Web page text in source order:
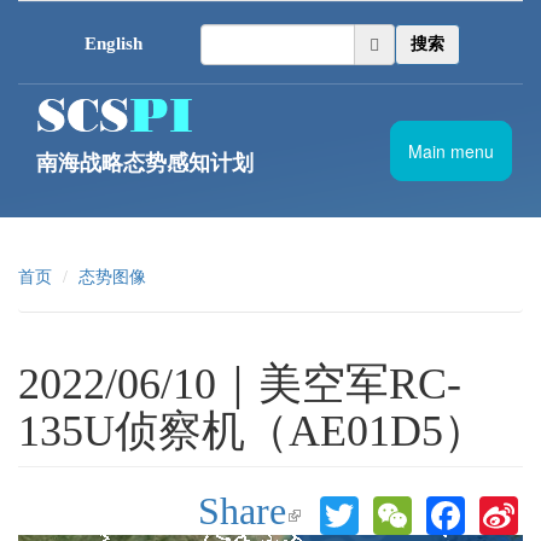
南海战略态势感知计划
搜索
English
Main menu
首页 态势图像
2022/06/10｜美空军RC-
135U侦察机（AE01D5）
Share
(link is
TwitterWeChat